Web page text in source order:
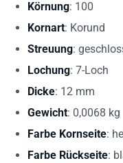
Körnung: 100
Kornart: Korund
Streuung:
Lochung: 7-Loch
Dicke: 12 mm
Gewicht: 0,0068 kg
Farbe Kornseite:
Farbe Rückseite: